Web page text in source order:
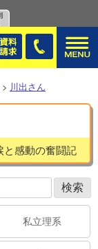
> 川出さん
と感動の奮闘記
私立理系